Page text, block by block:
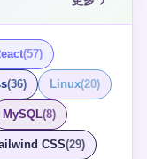
(57)
(36) Linux(20)
MySQL(8)
CSS(29)